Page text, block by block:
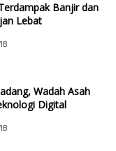
Banjir dan
Lebat
Wadah Asah
Digital